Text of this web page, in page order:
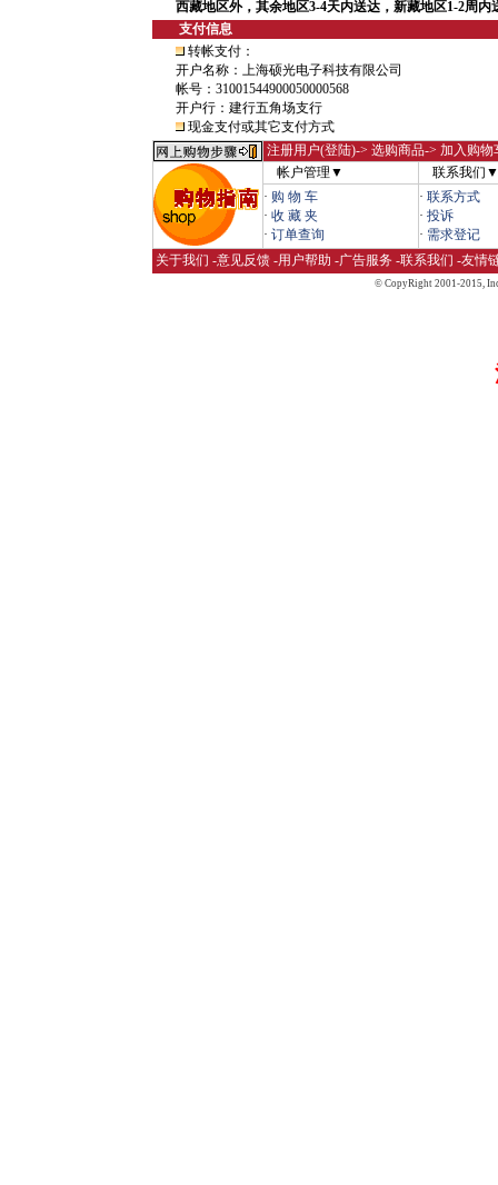
西藏地区外，其余地区3-4天内送达，新藏地区1-2周内
支付信息
转帐支付：
开户名称：上海硕光电子科技有限公司
帐号：31001544900050000568
开户行：建行五角场支行
现金支付或其它支付方式
注册用户(登陆)-> 选购商品-> 加入购
帐户管理▼
联系我们▼
· 购 物 车
· 收 藏 夹
· 订单查询
· 联系方式
· 投诉
· 需求登记
关于我们 -意见反馈 -用户帮助 -广告服务 -联系我们 -友情
© CopyRight 2001-2015,